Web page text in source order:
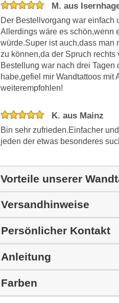
M. aus
Der Bestellvorgang war einfach
Allerdings wäre es schön,wenn
würde.Super ist auch,dass man
zu können,da der Spruch
Bestellung war nach drei
habe,gefiel mir Wandtattoos mit
weiterempfohlen!
K. aus Mainz
Bin sehr zufrieden.Einfacher
jeden der etwas besonderes
Vorteile unserer
Versandhinweise
Persönlicher Kontakt
Anleitung
Farben